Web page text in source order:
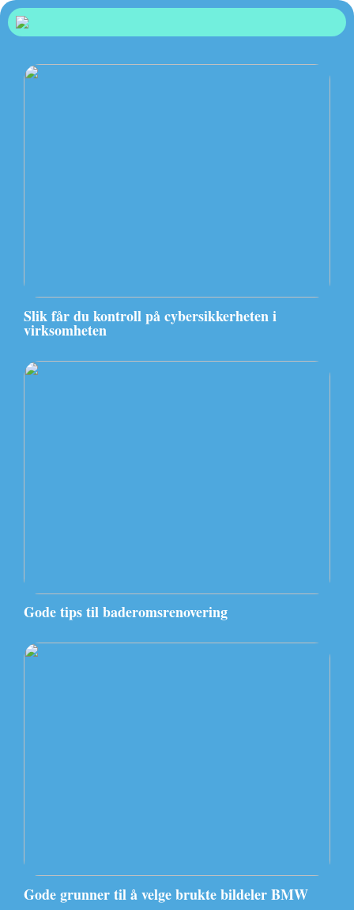
Slik får du kontroll på cybersikkerheten i
virksomheten
Gode tips til baderomsrenovering
Gode grunner til å velge brukte bildeler BMW